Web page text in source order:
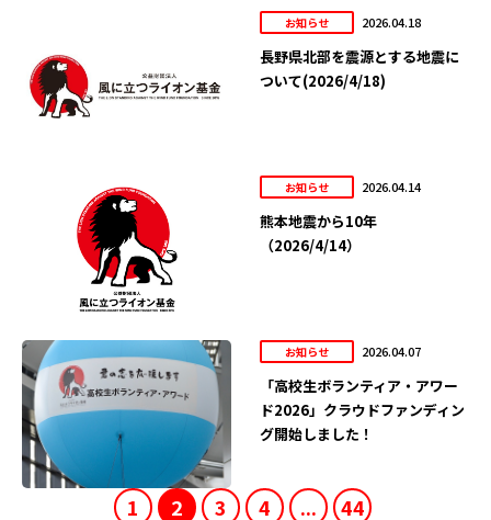
お知らせ 2026.04.18
長野県北部を震源とする地震に
ついて(2026/4/18)
お知らせ 2026.04.14
熊本地震から10年
（2026/4/14）
お知らせ 2026.04.07
「高校生ボランティア・アワー
ド2026」クラウドファンディン
グ開始しました！
1 2 3 4 ... 44